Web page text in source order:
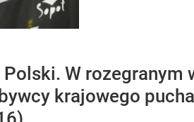
W rozegranym
krajowego